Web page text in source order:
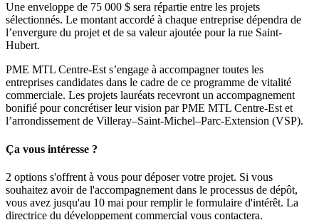
Une enveloppe de 75 000 $ sera répartie entre les projets
sélectionnés. Le montant accordé à chaque entreprise dépendra de
l’envergure du projet et de sa valeur ajoutée pour la rue Saint-
Hubert.
PME MTL Centre-Est s’engage à accompagner toutes les
entreprises candidates dans le cadre de ce programme de vitalité
commerciale. Les projets lauréats recevront un accompagnement
bonifié pour concrétiser leur vision par PME MTL Centre-Est et
l’arrondissement de Villeray–Saint-Michel–Parc-Extension (VSP).
Ça vous intéresse ?
2 options s'offrent à vous pour déposer votre projet. Si vous
souhaitez avoir de l'accompagnement dans le processus de dépôt,
vous avez jusqu'au 10 mai pour remplir le formulaire d'intérêt. La
directrice du développement commercial vous contactera.